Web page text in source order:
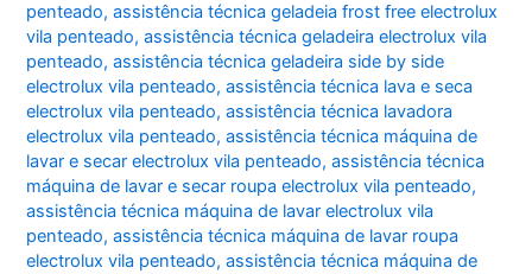
penteado,assistência técnica geladeia frost free electrolux
vila penteado,assistência técnica geladeira electrolux vila
penteado,assistência técnica geladeira side by side
electrolux vila penteado,assistência técnica lava e seca
electrolux vila penteado,assistência técnica lavadora
electrolux vila penteado,assistência técnica máquina de
lavar e secar electrolux vila penteado,assistência técnica
máquina de lavar e secar roupa electrolux vila penteado,
assistência técnica máquina de lavar electrolux vila
penteado,assistência técnica máquina de lavar roupa
electrolux vila penteado,assistência técnica máquina de